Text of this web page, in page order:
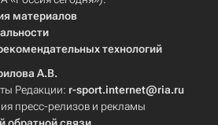
материалов
технологий
А.В.
Редакции: r-sport.internet@ria.ru
пресс-релизов и рекламы